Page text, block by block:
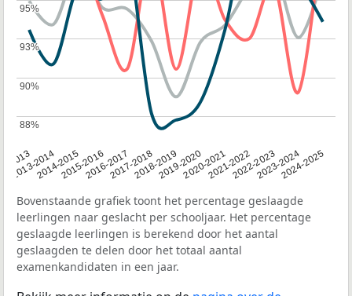
2013
2013-2014
2014-20152015-20162016-20172017-20182018-20192019-20202020-20212021-20222022-20232023-20242024-2025
88%
88%
90%
90%
93%
93%
95%
95%
Bovenstaande grafiek toont het percentage geslaagde
leerlingen naar geslacht per schooljaar. Het percentage
geslaagde leerlingen is berekend door het aantal
geslaagden te delen door het totaal aantal
examenkandidaten in een jaar.